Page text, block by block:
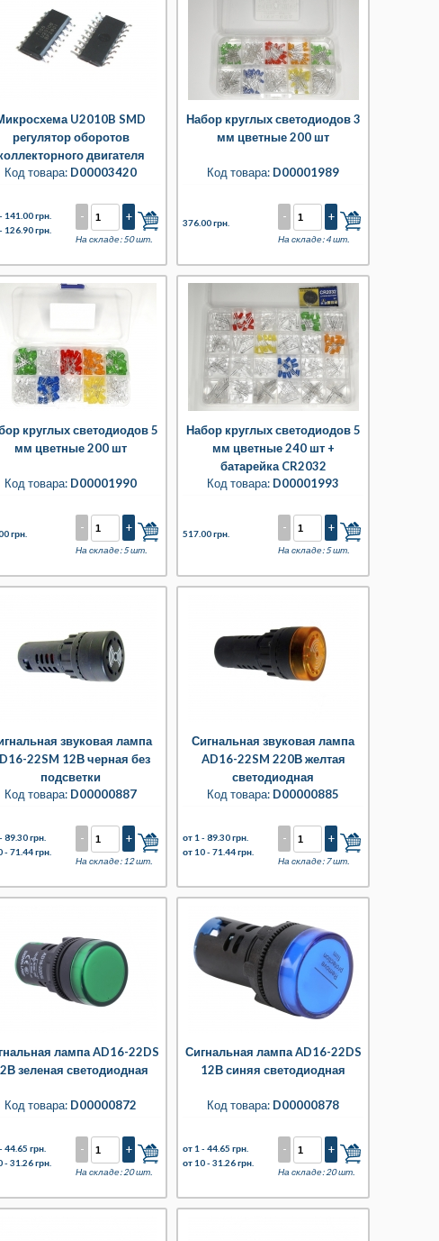
U2010B SMD
регулятор оборотов
двигателя
Код товара: D00003420
141.00 грн.
126.90 грн.
- +
На складе: 50 шт.
Набор круглых светодиодов 3
мм цветные 200 шт
Код товара: D00001989
376.00 грн. - +
На складе: 4 шт.
круглых светодиодов 5
мм цветные 200 шт
Код товара: D00001990
грн. - +
На складе: 5 шт.
Набор круглых светодиодов 5
мм цветные 240 шт +
батарейка CR2032
Код товара: D00001993
517.00 грн. - +
На складе: 5 шт.
звуковая лампа
22SM 12В черная без
подсветки
Код товара: D00000887
89.30 грн.
- 71.44 грн.
- +
На складе: 12 шт.
Сигнальная звуковая лампа
AD16-22SM 220В желтая
светодиодная
Код товара: D00000885
от 1 - 89.30 грн.
от 10 - 71.44 грн.
- +
На складе: 7 шт.
лампа AD16-22DS
зеленая светодиодная
Код товара: D00000872
44.65 грн.
- 31.26 грн.
- +
На складе: 20 шт.
Сигнальная лампа AD16-22DS
12В синяя светодиодная
Код товара: D00000878
от 1 - 44.65 грн.
от 10 - 31.26 грн.
- +
На складе: 20 шт.